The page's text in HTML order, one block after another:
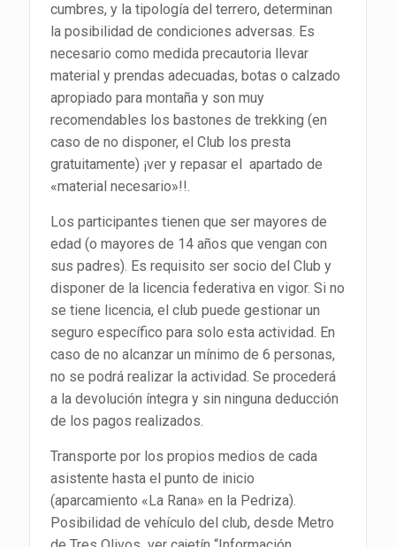
cumbres, y la tipología del terrero, determinan
la posibilidad de condiciones adversas. Es
necesario como medida precautoria llevar
material y prendas adecuadas, botas o calzado
apropiado para montaña y son muy
recomendables los bastones de trekking (en
caso de no disponer, el Club los presta
gratuitamente) ¡ver y repasar el apartado de
«material necesario»!!.
Los participantes tienen que ser mayores de
edad (o mayores de 14 años que vengan con
sus padres). Es requisito ser socio del Club y
disponer de la licencia federativa en vigor. Si no
se tiene licencia, el club puede gestionar un
seguro específico para solo esta actividad. En
caso de no alcanzar un mínimo de 6 personas,
no se podrá realizar la actividad. Se procederá
a la devolución íntegra y sin ninguna deducción
de los pagos realizados.
Transporte por los propios medios de cada
asistente hasta el punto de inicio
(aparcamiento «La Rana» en la Pedriza).
Posibilidad de vehículo del club, desde Metro